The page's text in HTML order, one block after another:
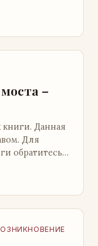
–
Данная
Для
обратитесь к